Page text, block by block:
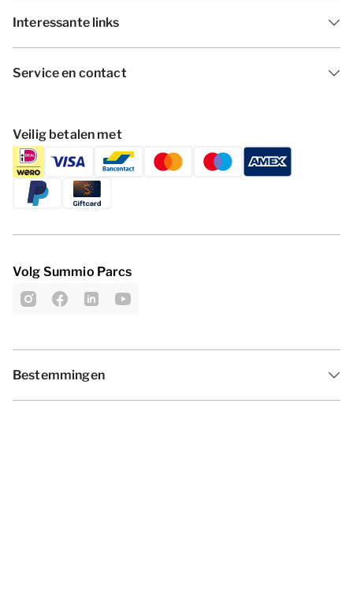
Interessante links
Service en contact
Veilig betalen met
Volg Summio Parcs
Bestemmingen